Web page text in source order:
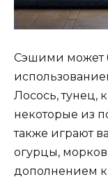
Сэшими может
Лосось, тунец,
некоторые из
также играют
огурцы,
дополнением